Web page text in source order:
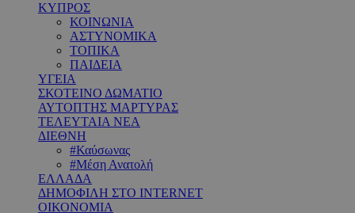
ΚΥΠΡΟΣ
ΚΟΙΝΩΝΙΑ
ΑΣΤΥΝΟΜΙΚΑ
ΤΟΠΙΚΑ
ΠΑΙΔΕΙΑ
ΥΓΕΙΑ
ΣΚΟΤΕΙΝΟ ΔΩΜΑΤΙΟ
ΑΥΤΟΠΤΗΣ ΜΑΡΤΥΡΑΣ
ΤΕΛΕΥΤΑΙΑ ΝΕΑ
ΔΙΕΘΝΗ
#Καύσωνας
#Μέση Ανατολή
ΕΛΛΑΔΑ
ΔΗΜΟΦΙΛΗ ΣΤΟ INTERNET
ΟΙΚΟΝΟΜΙΑ